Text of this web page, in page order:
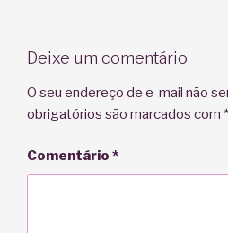
Deixe um comentário
O seu endereço de e-mail não
obrigatórios são marcados com *
Comentário *